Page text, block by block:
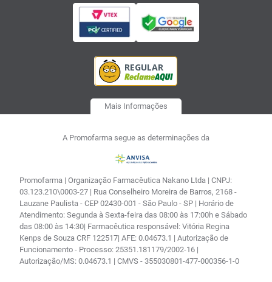
Mais Informações
A Promofarma segue as determinações da
Promofarma | Organização Farmacêutica Nakano Ltda | CNPJ:
03.123.210\0003-27 | Rua Conselheiro Moreira de Barros, 2168 -
Lauzane Paulista - CEP 02430-001 - São Paulo - SP | Horário de
Atendimento: Segunda à Sexta-feira das 08:00 às 17:00h e Sábado
das 08:00 às 14:30| Farmacêutica responsável: Vitória Regina
Kenps de Souza CRF 122517| AFE: 0.04673.1 | Autorização de
Funcionamento - Processo: 25351.181179/2002-16 |
Autorização/MS: 0.04673.1 | CMVS - 355030801-477-000356-1-0